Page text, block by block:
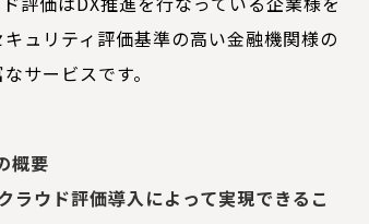
ュリティ評価基準の高い金融機関様の
サービスです。
概要
ラウド評価導入によって実現できるこ